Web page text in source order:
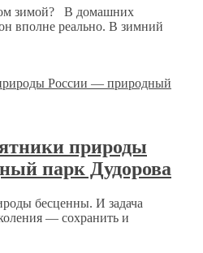
зимой? В домашних
вполне реально. В зимний
природы
парк Дудорова
бесценны. И задача
— сохранить и